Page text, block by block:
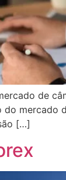
de
mercado
[…]